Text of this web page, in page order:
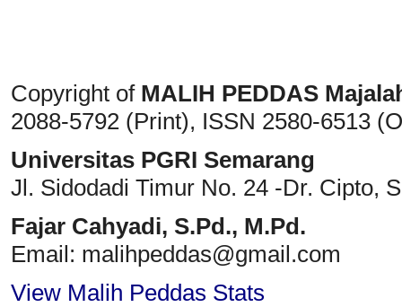
Copyright ofMALIH PEDDAS
2088-5792 (Print), ISSN 2580-6513
Universitas PGRI Semarang
Jl. Sidodadi Timur No. 24 -Dr. Cipto,
Fajar Cahyadi, S.Pd., M.Pd.
Email: malihpeddas@gmail.com
View Malih Peddas Stats